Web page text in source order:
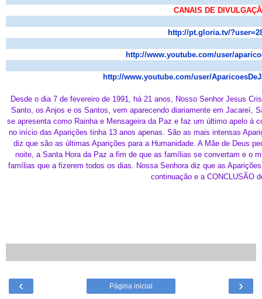
CANAIS DE
http://pt.gloria.tv/
http://www.youtube.com/user/
http://www.youtube.com/user/
Desde o dia 7 de fevereiro de 1991, há 21 anos, Nosso Senhor Jesus
Santo, os Anjos e os Santos, vem aparecendo diariamente em Jacareí,
se apresenta como Rainha e Mensageira da Paz e faz um último apelo à
no início das Aparições tinha 13 anos apenas. São as mais intensas
diz que são as últimas Aparições para a Humanidade. A Mãe de Deus
noite, a Santa Hora da Paz a fim de que as famílias se convertam e o
famílias que a fizerem todos os dias. Nossa Senhora diz que as
continuação e a CONCLUSÃO
‹ ›
Página inicial